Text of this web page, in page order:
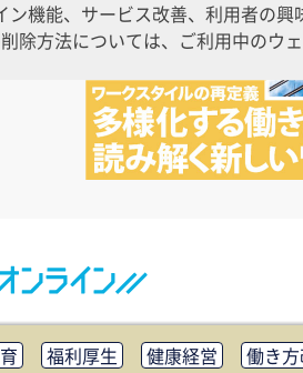
ン機能、サービス改善、利用者の
除方法については、ご利用中のウ
福利厚生 健康経営 働き